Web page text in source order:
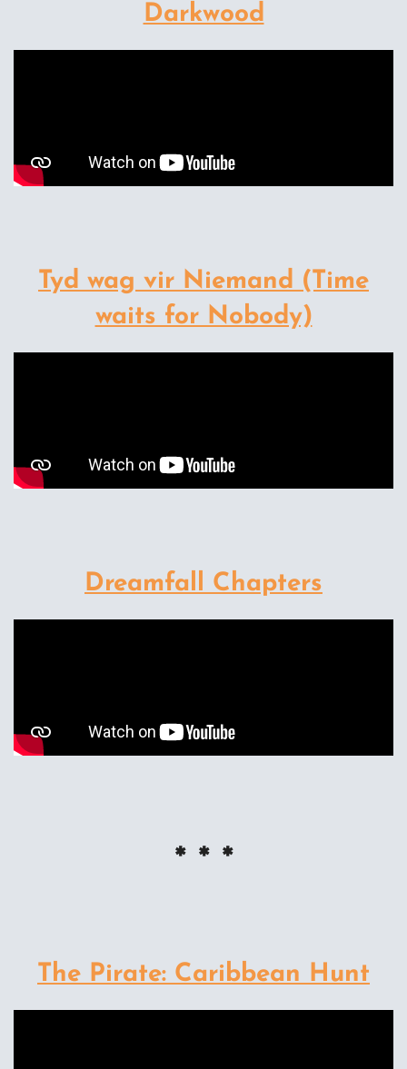
Darkwood
Tyd wag vir Niemand (Time
waits for Nobody)
Dreamfall Chapters
* * *
The Pirate: Caribbean Hunt